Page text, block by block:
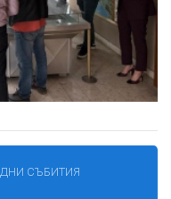
СЪБИТИЯ